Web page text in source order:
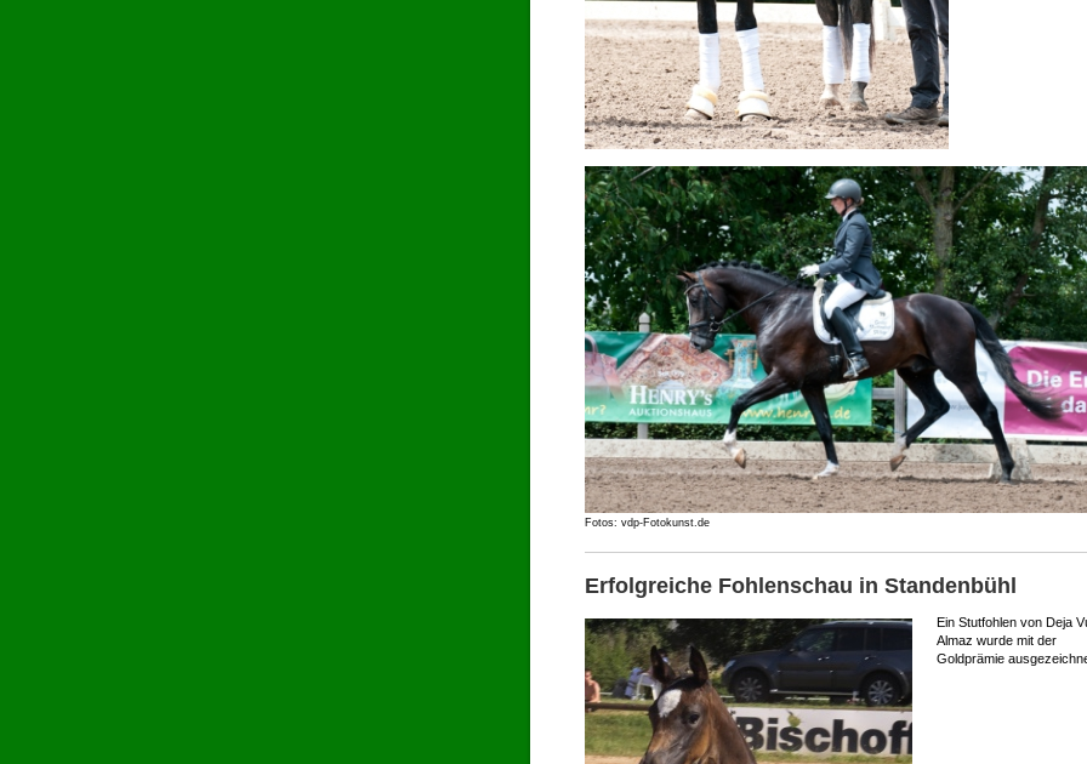
Fotos: vdp-Fotokunst.de
Erfolgreiche Fohlenschau in Standenbühl
Ein Stutfohlen von Deja
Almaz wurde mit der
Goldprämie